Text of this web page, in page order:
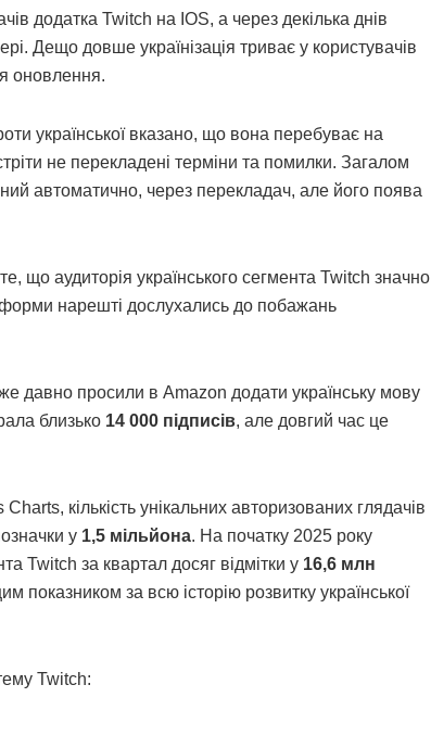
додатка Twitch на IOS, а через декілька днів
Дещо довше українізація триває у користувачів
оновлення.
української вказано, що вона перебуває на
не перекладені терміни та помилки. Загалом
автоматично, через перекладач, але його поява
що аудиторія українського сегмента Twitch значно
нарешті дослухались до побажань
давно просили в Amazon додати українську мову
близько 14 000 підписів, але довгий час це
кількість унікальних авторизованих глядачів
у 1,5 мільйона. На початку 2025 року
Twitch за квартал досяг відмітки у 16,6 млн
показником за всю історію розвитку української
Twitch: